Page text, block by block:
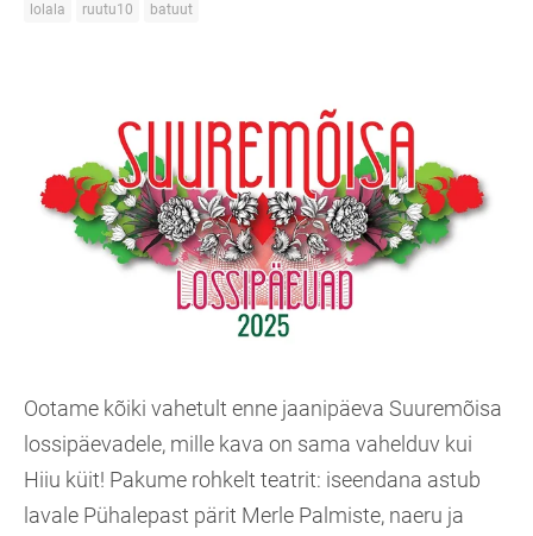
lolala ruutu10 batuut
Ootame kõiki vahetult enne jaanipäeva Suuremõisa
lossipäevadele, mille kava on sama vahelduv kui
Hiiu küit! Pakume rohkelt teatrit: iseendana astub
lavale Pühalepast pärit Merle Palmiste, naeru ja